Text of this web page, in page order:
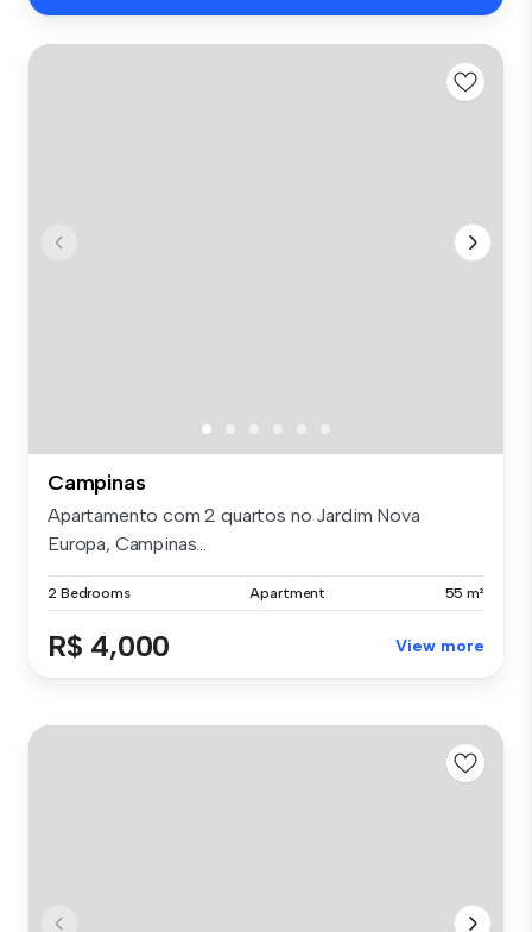
Campinas
Apartamento com 2 quartos no Jardim Nova
Europa, Campinas...
2 Bedrooms Apartment 55 m²
R$ 4,000 View more